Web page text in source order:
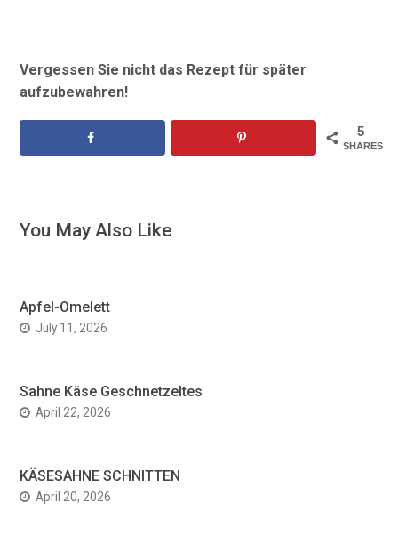
Vergessen Sie nicht das Rezept für später
aufzubewahren!
5
SHARES
You May Also Like
Apfel-Omelett
July 11, 2026
Sahne Käse Geschnetzeltes
April 22, 2026
KÄSESAHNE SCHNITTEN
April 20, 2026